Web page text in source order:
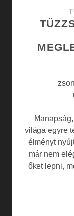
világa egyre
élményt
már nem
őket lepni,